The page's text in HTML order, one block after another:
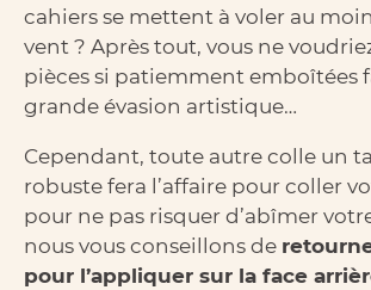
cahiers se mettent à voler au
vent ? Après tout, vous ne
pièces si patiemment emboîtées
grande évasion artistique…
Cependant, toute autre colle un
robuste fera l’affaire pour coller
pour ne pas risquer d’abîmer
nous vous conseillons de
pour l’appliquer sur la face